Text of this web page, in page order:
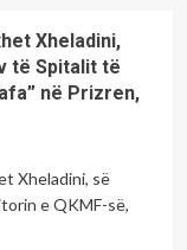
Xheladini,
të Spitalit të
në Prizren,
së
e QKMF-së,